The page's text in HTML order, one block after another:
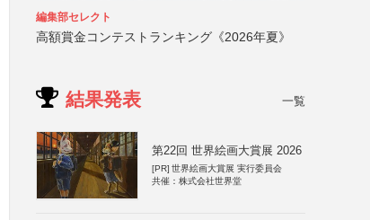
編集部セレクト
高額賞金コンテストランキング《2026年夏》
結果発表 一覧
第22回 世界絵画大賞展 2026
[PR] 世界絵画大賞展 実行委員会
共催：株式会社世界堂